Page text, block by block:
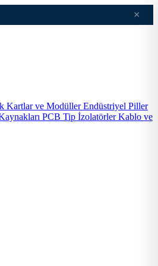
×
Kartlar ve ModüllerEndüstriyel Piller
PCB Tip İzolatörlerKablo ve